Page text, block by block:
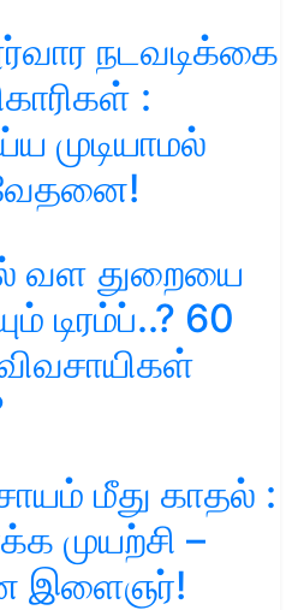
நடவடிக்கை
:
முடியாமல்
வள துறையை
டிரம்ப்..? 60
மீது காதல் :
முயற்சி –
இளைஞர்!